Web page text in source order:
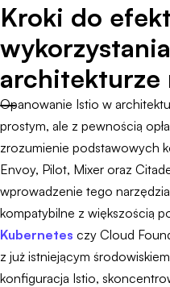
Kroki do
architekturze
Opanowanie Istio w
prostym, ale z pewnością
zrozumienie podstawowych
Envoy, Pilot, Mixer oraz
wprowadzenie tego
kompatybilne z większością
Kubernetes czy Cloud
z już istniejącym
konfiguracja Istio,